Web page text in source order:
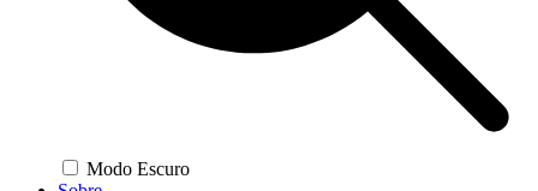
Modo Escuro